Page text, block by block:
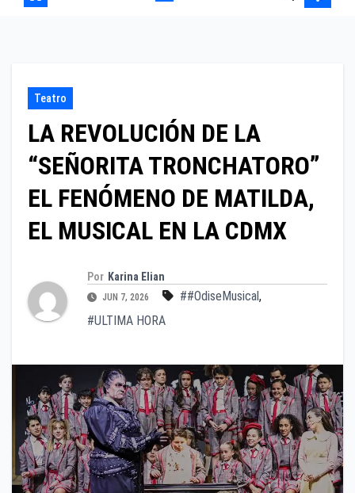
Teatro
LA REVOLUCIÓN DE LA
“SEÑORITA TRONCHATORO”
EL FENÓMENO DE MATILDA,
EL MUSICAL EN LA CDMX
Por Karina Elian
JUN 7, 2026 ##OdiseMusical,
#ULTIMA HORA